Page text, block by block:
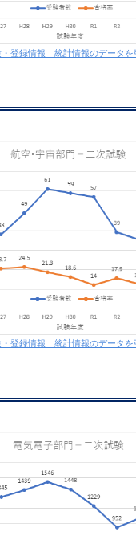
登録情報 統計情報のデータを
登録情報 統計情報のデータを